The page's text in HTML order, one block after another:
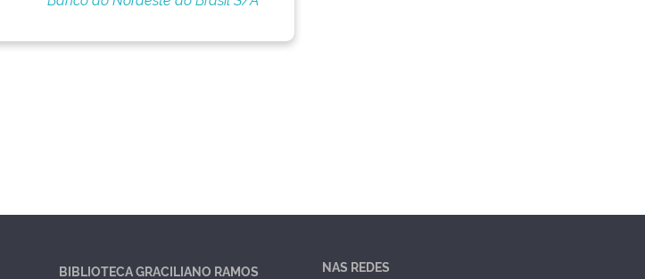
BIBLIOTECA GRACILIANO RAMOS NAS REDES